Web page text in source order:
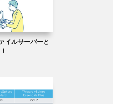
イルサーバーと